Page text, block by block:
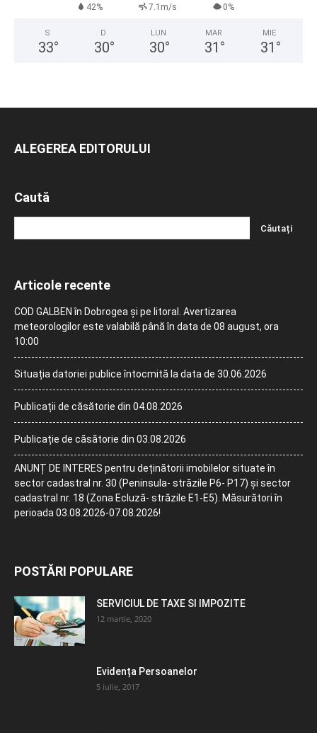
42% 7.1m/s 0%
S
33°
D
30°
LUN
30°
MAR
31 °
MIE
31 °
ALEGEREA EDITORULUI
Caută
Articole recente
COD GALBEN în Dobrogea și pe litoral. Avertizarea
meteorologilor este valabilă până în data de 08 august, ora
10:00
Situația datoriei publice întocmită la data de 30.06.2026
Publicații de căsătorie din 04.08.2026
Publicație de căsătorie din 03.08.2026
ANUNȚ DE INTERES pentru deținătorii imobilelor situate în
sector cadastral nr. 30 (Peninsula- străzile P6- P17) și sector
cadastral nr. 18 (Zona Ecluză- străzile E1-E5). Măsurători în
perioada 03.08.2026-07.08.2026!
POSTĂRI POPULARE
SERVICIUL DE TAXE SI IMPOZITE
12 martie, 2020
Evidența Persoanelor
5 iulie, 2017